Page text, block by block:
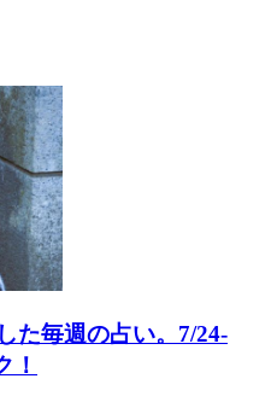
た毎週の占い。7/24-
！